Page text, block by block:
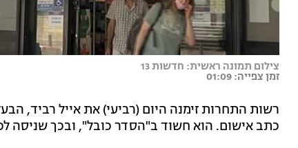
צילום תמונה ראשית: חדשות 13
זמן צפייה: 01:09
רשות התחרות זימנה היום (רביעי) את אייל רביד,
כתב אישום. הוא חשוד ב"הסדר כובל", ובכך שניסה